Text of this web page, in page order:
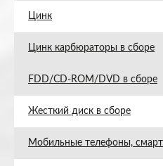
Цинк
Цинк карбюраторы в сборе
FDD/CD-ROM/DVD в сборе
Жесткий диск в сборе
Мобильные телефоны,